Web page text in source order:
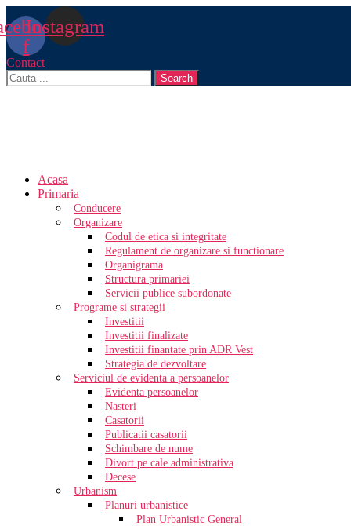
f
Instagram
Contact
Search
Acasa
Primaria
Conducere
Organizare
Codul de etica si integritate
Regulament de organizare si functionare
Organigrama
Structura primariei
Servicii publice subordonate
Programe si strategii
Investitii
Investitii finalizate
Investitii finantate prin ADR Vest
Strategia de dezvoltare
Serviciul de evidenta a persoanelor
Evidenta persoanelor
Nasteri
Casatorii
Publicatii casatorii
Schimbare de nume
Divort pe cale administrativa
Decese
Urbanism
Planuri urbanistice
Plan Urbanistic General